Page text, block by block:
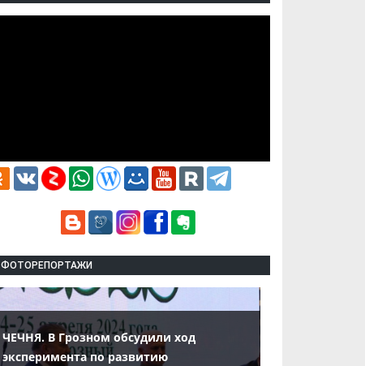
ФОТОРЕПОРТАЖИ
ЧЕЧНЯ. В Грозном обсудили ход
эксперимента по развитию